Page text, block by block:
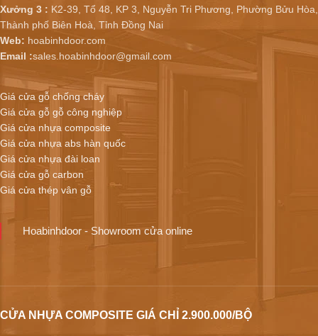
Xưởng 3 : K2-39, Tổ 48, KP 3, Nguyễn Tri Phương, Phường Bửu Hòa,
Thành phố Biên Hoà, Tỉnh Đồng Nai
Web: hoabinhdoor.com
Email :sales.hoabinhdoor@gmail.com
Giá cửa gỗ chống cháy
Giá cửa gỗ gỗ công nghiệp
Giá cửa nhựa composite
Giá cửa nhựa abs hàn quốc
Giá cửa nhựa đài loan
Giá cửa gỗ carbon
Giá cửa thép vân gỗ
Hoabinhdoor - Showroom cửa online
CỬA NHỰA COMPOSITE GIÁ CHỈ 2.900.000/BỘ